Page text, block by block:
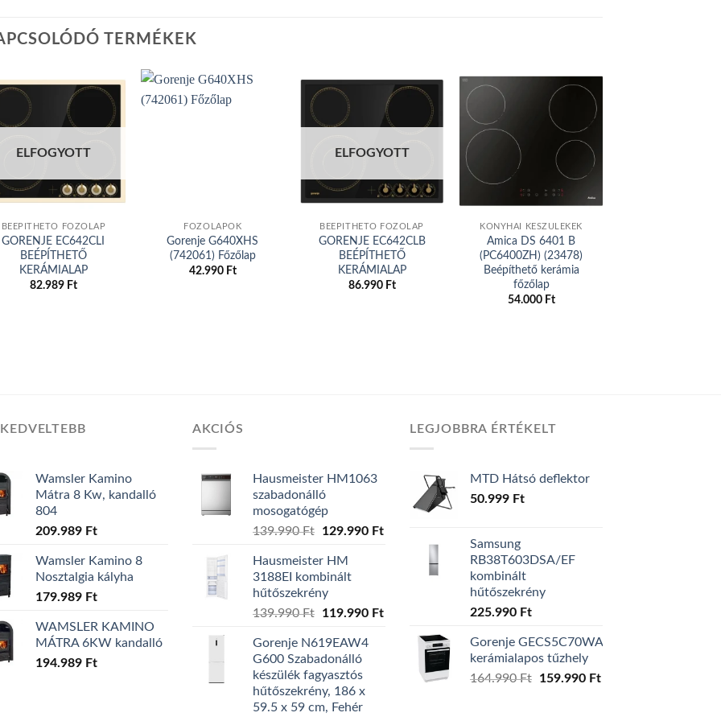
TERMÉKEK
Add to
wishlist
ELFOGYOTT
BEÉPÍTHETŐ FŐZŐLAP
GORENJE EC642CLI
BEÉPÍTHETŐ
KERÁMIALAP
82.989 Ft
FŐZŐLAPOK
Gorenje G640XHS
(742061) Főzőlap
42.990 Ft
Add to
wishlist
ELFOGYOTT
BEÉPÍTHETŐ FŐZŐLAP
GORENJE EC642CLB
BEÉPÍTHETŐ
KERÁMIALAP
86.990 Ft
Add to
KONYHAI KÉSZÜLÉKEK
Amica DS 6401 B
(PC6400ZH) (23478)
Beépíthető kerámia
főzőlap
54.000 Ft
Wamsler Kamino
Mátra 8 Kw, kandalló
804
209.989 Ft
Wamsler Kamino 8
Nosztalgia kályha
179.989 Ft
WAMSLER KAMINO
MÁTRA 6KW kandalló
194.989 Ft
AKCIÓS
Hausmeister HM1063
szabadonálló
mosogatógép
139.990Ft
Original
was:
139.990 Ft.
129.990 FtCurrent
Hausmeister HM
3188EI kombinált
hűtőszekrény
139.990Ft
Original
was:
139.990 Ft.
119.990 FtCurrent
119.990 Ft.
Gorenje N619EAW4
G600 Szabadonálló
készülék fagyasztós
hűtőszekrény, 186 x
59.5 x 59 cm, Fehér
LEGJOBBRA ÉRTÉKELT
MTD Hátsó deflektor
50.999 Ft
Samsung
RB38T603DSA/EF
kombinált
hűtőszekrény
225.990 Ft
Gorenje GECS5C70WA
kerámialapos tűzhely
164.990Ft
Original
159.990 FtCurrent